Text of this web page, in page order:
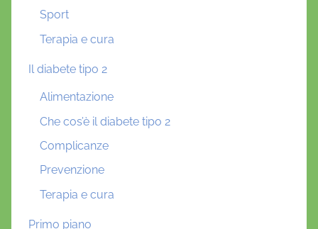
Sport
Terapia e cura
Il diabete tipo 2
Alimentazione
Che cos’è il diabete tipo 2
Complicanze
Prevenzione
Terapia e cura
Primo piano